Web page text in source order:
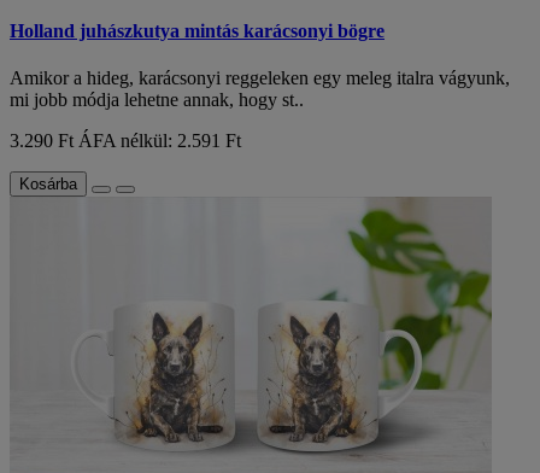
Holland juhászkutya mintás karácsonyi bögre
Amikor a hideg, karácsonyi reggeleken egy meleg italra vágyunk,
mi jobb módja lehetne annak, hogy st..
3.290 FtÁFA nélkül: 2.591 Ft
Kosárba